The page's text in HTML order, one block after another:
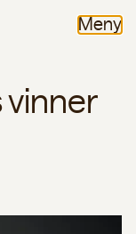
Meny
vinner